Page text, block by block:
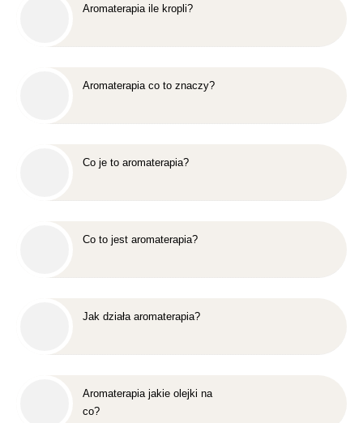
Aromaterapia ile kropli?
Aromaterapia co to znaczy?
Co je to aromaterapia?
Co to jest aromaterapia?
Jak działa aromaterapia?
Aromaterapia jakie olejki na
co?